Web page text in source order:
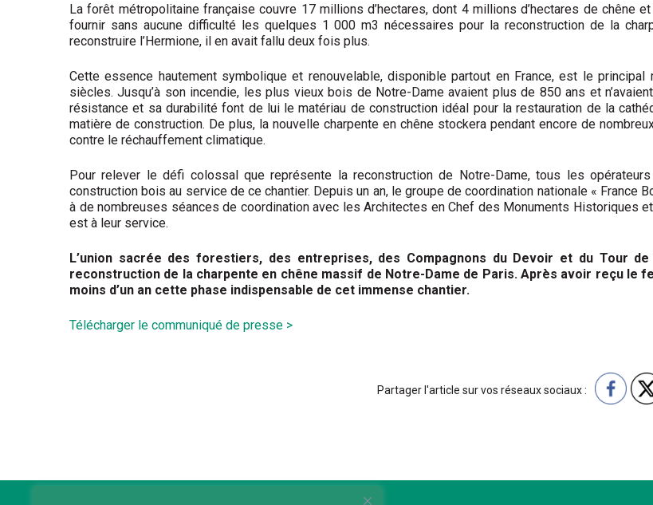
La forêt métropolitaine française couvre 17 millions d’hectares, dont 4 millions d’hectares de chêne
fournir sans aucune difficulté les quelques 1 000 m3 nécessaires pour la reconstruction de la
reconstruire l’Hermione, il en avait fallu deux fois plus.
Cette essence hautement symbolique et renouvelable, disponible partout en France, est le
siècles. Jusqu’à son incendie, les plus vieux bois de Notre-Dame avaient plus de 850 ans et
résistance et sa durabilité font de lui le matériau de construction idéal pour la restauration de la
matière de construction. De plus, la nouvelle charpente en chêne stockera pendant encore de
contre le réchauffement climatique.
Pour relever le défi colossal que représente la reconstruction de Notre-Dame, tous les
construction bois au service de ce chantier. Depuis un an, le groupe de coordination nationale « France
à de nombreuses séances de coordination avec les Architectes en Chef des Monuments Historiques
est à leur service.
L’union sacrée des forestiers, des entreprises, des Compagnons du Devoir et du Tour
reconstruction de la charpente en chêne massif de Notre-Dame de Paris. Après avoir reçu le
moins d’un an cette phase indispensable de cet immense chantier.
Télécharger le communiqué de presse >
Partager l'article sur vos réseaux sociaux :